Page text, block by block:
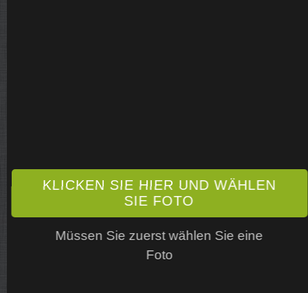
KLICKEN SIE HIER UND WÄHLEN
SIE FOTO
Müssen Sie zuerst wählen Sie eine
Foto